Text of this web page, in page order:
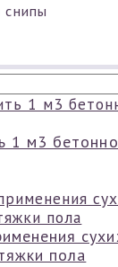
снипы
1 м3
пола